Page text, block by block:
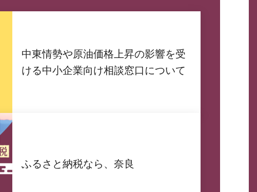
中東情勢や原油価格上昇の影響を受
ける中小企業向け相談窓口について
ふるさと納税なら、奈良